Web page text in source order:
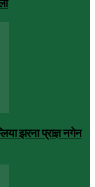
झरना प्राज्ञ नगेन